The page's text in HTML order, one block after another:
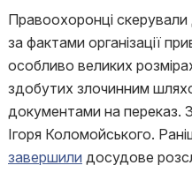
Правоохоронці
за фактами організації
особливо великих
здобутих злочинним
документами на переказ.
Ігоря Коломойського.
завершили досудове